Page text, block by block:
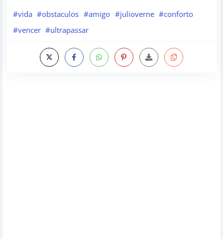
#vida #obstaculos #amigo #julioverne #conforto
#vencer #ultrapassar